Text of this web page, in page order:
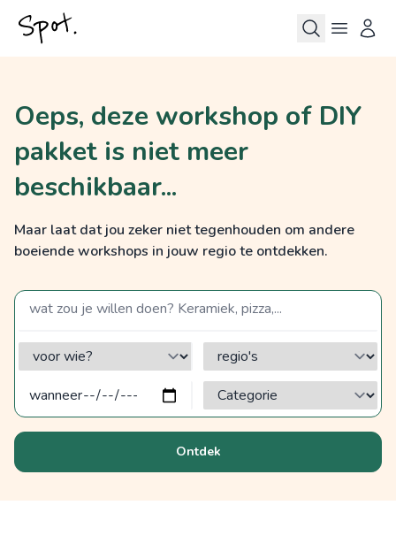
Oeps, deze workshop of DIY
pakket is niet meer
beschikbaar...
Maar laat dat jou zeker niet tegenhouden om andere
boeiende workshops in jouw regio te ontdekken.
zoek op een term
voor wie? regio's
Categorie?
Ontdek